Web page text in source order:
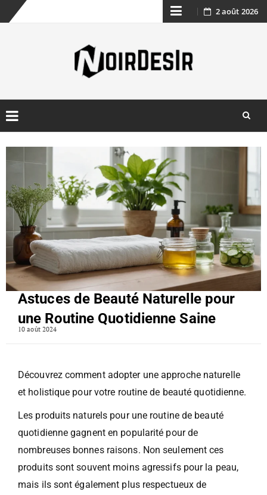
2 août 2026
Astuces de Beauté Naturelle pour
une Routine Quotidienne Saine
10 août 2024
Découvrez comment adopter une approche naturelle
et holistique pour votre routine de beauté quotidienne.
Les produits naturels pour une routine de beauté
quotidienne gagnent en popularité pour de
nombreuses bonnes raisons. Non seulement ces
produits sont souvent moins agressifs pour la peau,
mais ils sont également plus respectueux de